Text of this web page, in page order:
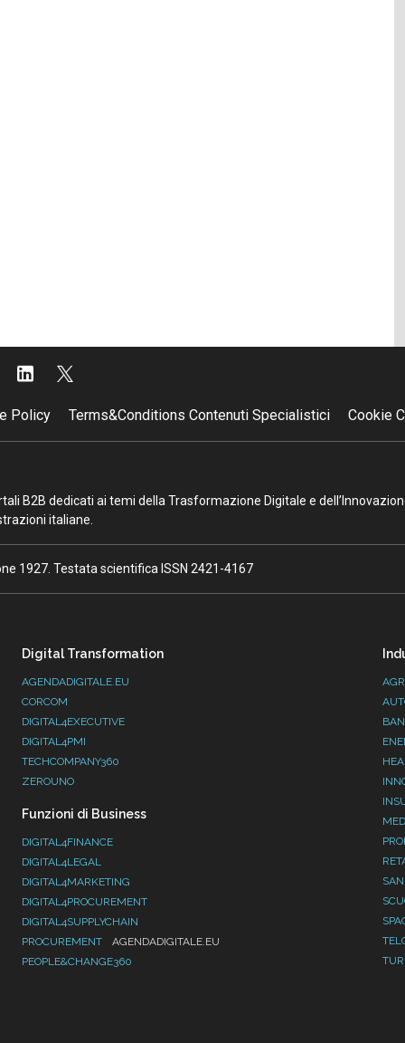
Policy Terms&Conditions Contenuti Specialistici Cookie
B2B dedicati ai temi della Trasformazione Digitale e
italiane.
1927. Testata scientifica ISSN 2421-4167
Digital Transformation
AGENDADIGITALE.EU
CORCOM
DIGITAL4EXECUTIVE
DIGITAL4PMI
TECHCOMPANY360
ZEROUNO
Funzioni di Business
DIGITAL4FINANCE
DIGITAL4LEGAL
DIGITAL4MARKETING
DIGITAL4PROCUREMENT
DIGITAL4SUPPLYCHAIN
PROCUREMENT
AGENDADIGITALE.EU
PEOPLE&CHANGE360